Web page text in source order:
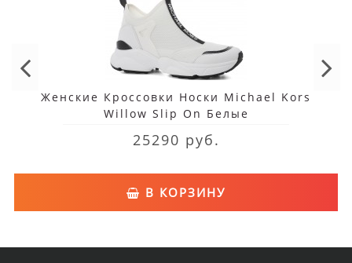
Женские Кроссовки Носки Michael Kors
Willow Slip On Белые
25290 руб.
В КОРЗИНУ